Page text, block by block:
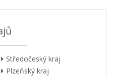
Středočeský kraj
Plzeňský kraj